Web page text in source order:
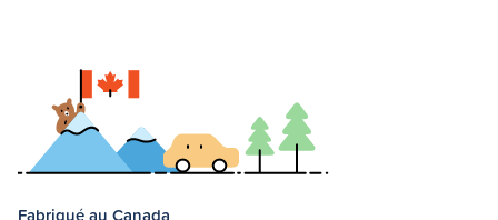
Fabriqué au Canada